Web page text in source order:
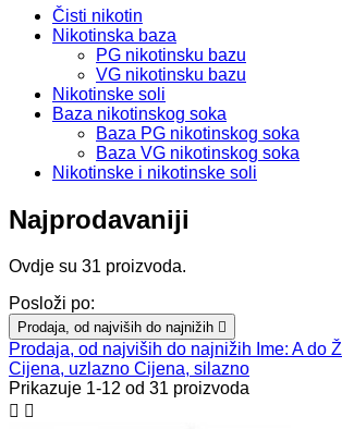
Čisti nikotin
Nikotinska baza
PG nikotinsku bazu
VG nikotinsku bazu
Nikotinske soli
Baza nikotinskog soka
Baza PG nikotinskog soka
Baza VG nikotinskog soka
Nikotinske i nikotinske soli
Najprodavaniji
Ovdje su 31 proizvoda.
Posloži po:
Prodaja, od najviših do najnižih 
Prodaja, od najviših do najnižih Ime: A do Ž
Cijena, uzlazno Cijena, silazno
Prikazuje 1-12 od 31 proizvoda
 